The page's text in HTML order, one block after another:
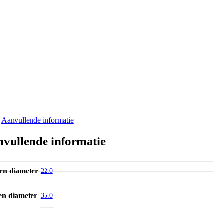
Aanvullende informatie
informatie
diameter 22.0
diameter 35.0